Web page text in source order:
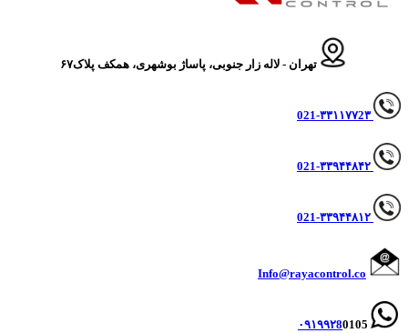
تهران - لاله زار جنوبی، پاساژ بوشهری، همکف پلاک۶۷
021-۳۳۱۱۷۷2۳
۳۳۹۴۴۸۴۲
۳۳۹۴۴۸۱۲
Info@rayacontrol.co
۰۹۱۹۹۲80105